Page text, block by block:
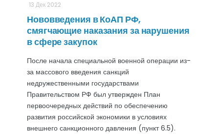
13 Дек 2022
Нововведения в КоАП РФ,
смягчающие наказания за нарушения
в сфере закупок
После начала специальной военной операции из-
за массового введения санкций
недружественными государствами
Правительством РФ был утвержден План
первоочередных действий по обеспечению
развития российской экономики в условиях
внешнего санкционного давления (пункт 6.5).